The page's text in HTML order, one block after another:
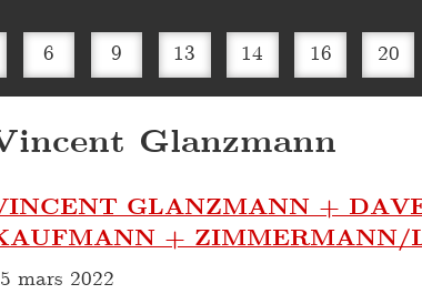
6 9 13 14 16 20
Glanzmann
GLANZMANN +
+ ZIMMERMANN/
mars 2022